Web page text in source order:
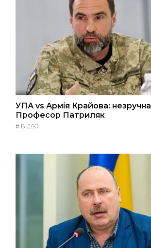
УПА vs Армія Крайова:
Професор Патриляк
# ВІДЕО